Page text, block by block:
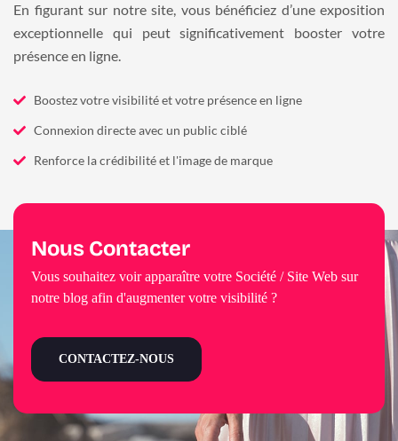
En figurant sur notre site, vous bénéficiez d’une exposition
exceptionnelle qui peut significativement booster votre
présence en ligne.
Boostez votre visibilité et votre présence en ligne
Connexion directe avec un public ciblé
Renforce la crédibilité et l'image de marque
Nous Contacter
Vous souhaitez voir apparaître votre Société / Site Web sur
notre blog afin d'augmenter votre visibilité ?
CONTACTEZ-NOUS